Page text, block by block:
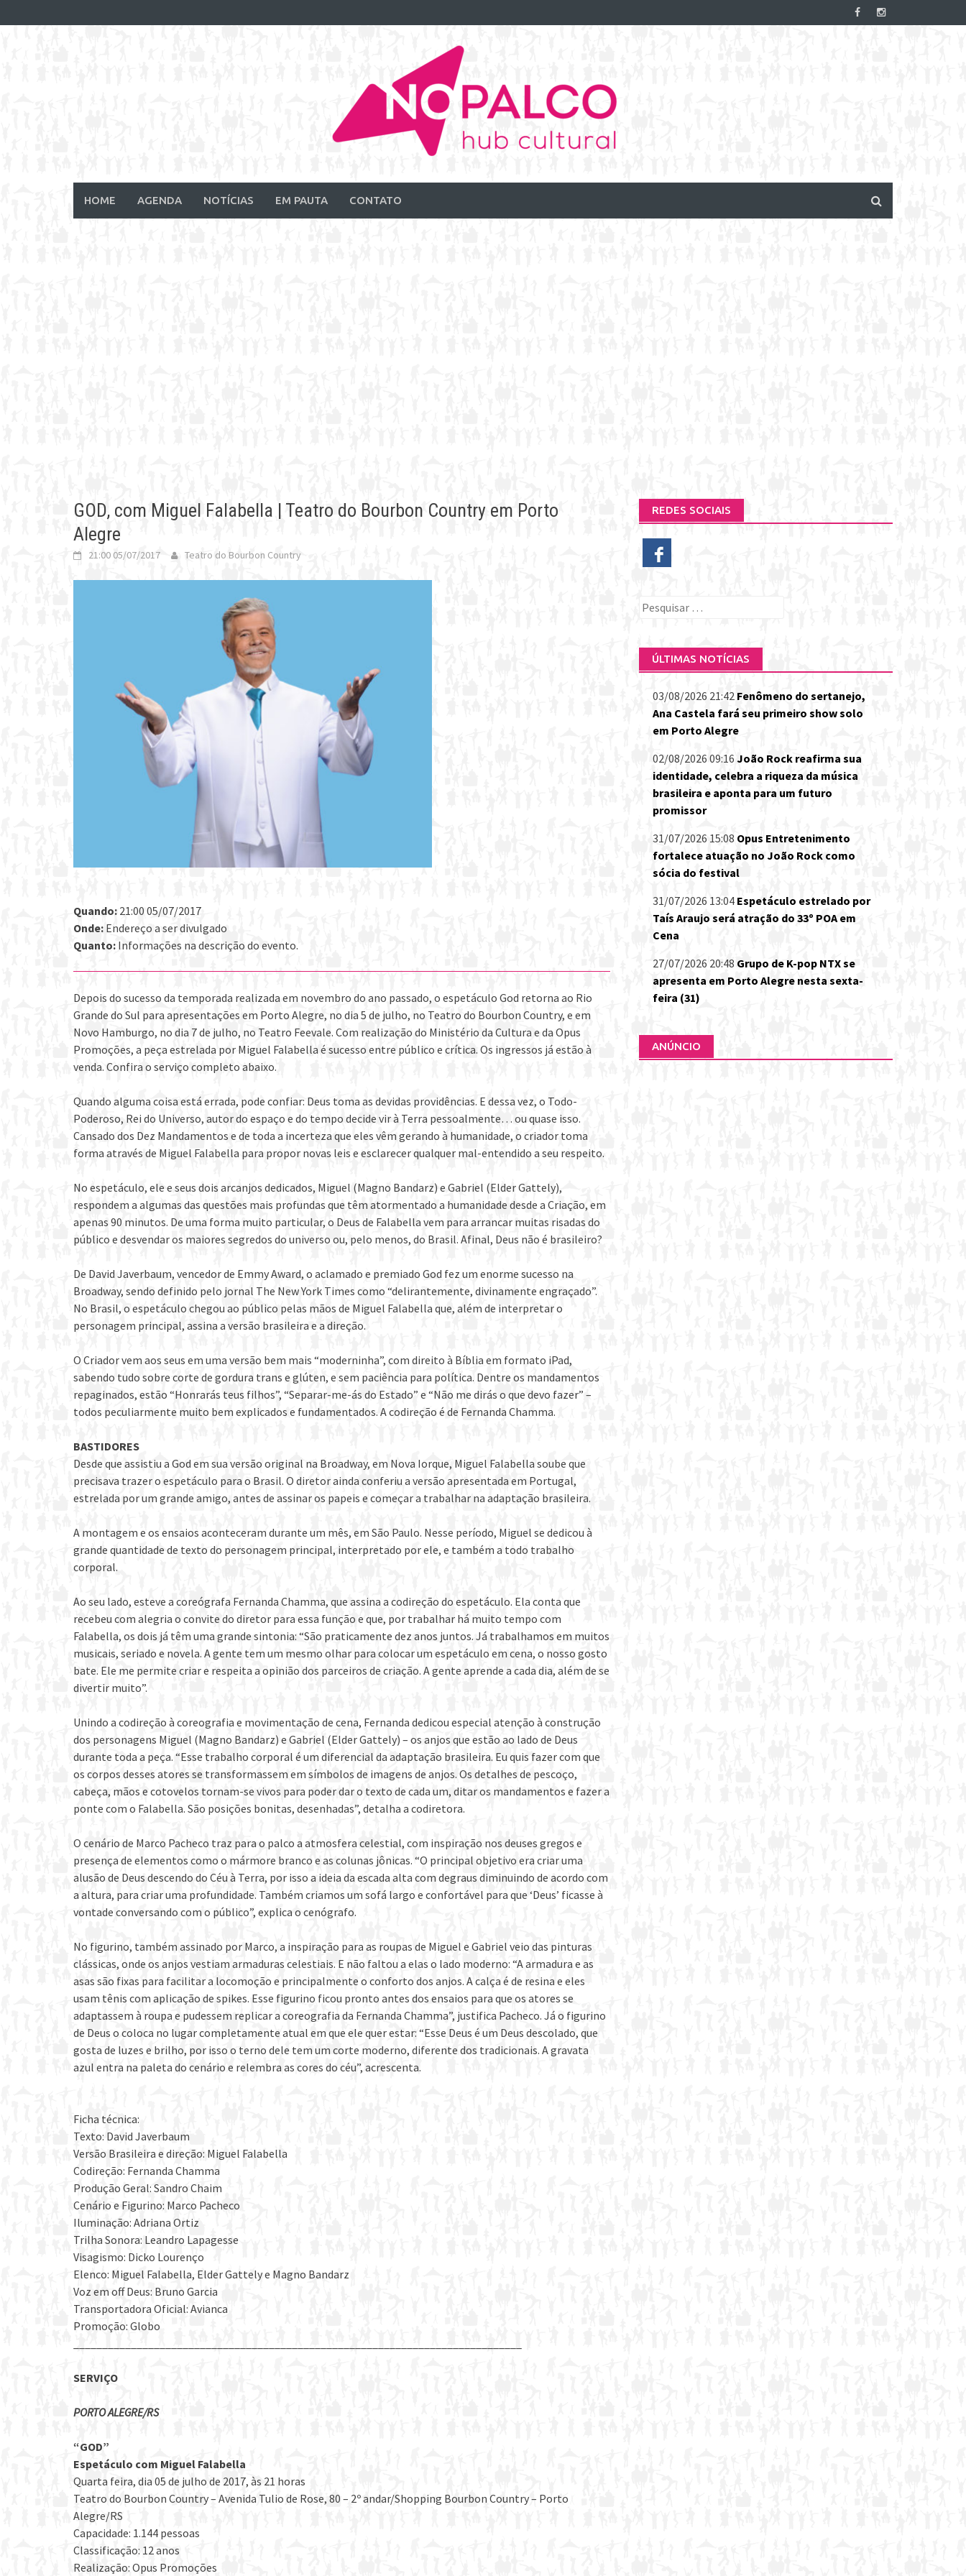
to
HOME AGENDA NOTÍCIAS EM PAUTA CONTATO
GOD, com Miguel Falabella | Teatro do Bourbon Country em Porto
Alegre
21:00 05/07/2017 Teatro do Bourbon Country
Quando: 21:00 05/07/2017
Onde: Endereço a ser divulgado
Quanto: Informações na descrição do evento.
Depois do sucesso da temporada realizada em novembro do ano passado, o espetáculo God retorna ao Rio
Grande do Sul para apresentações em Porto Alegre, no dia 5 de julho, no Teatro do Bourbon Country, e em
Novo Hamburgo, no dia 7 de julho, no Teatro Feevale. Com realização do Ministério da Cultura e da Opus
Promoções, a peça estrelada por Miguel Falabella é sucesso entre público e crítica. Os ingressos já estão à
venda. Confira o serviço completo abaixo.
Quando alguma coisa está errada, pode confiar: Deus toma as devidas providências. E dessa vez, o Todo-
Poderoso, Rei do Universo, autor do espaço e do tempo decide vir à Terra pessoalmente… ou quase isso.
Cansado dos Dez Mandamentos e de toda a incerteza que eles vêm gerando à humanidade, o criador toma
forma através de Miguel Falabella para propor novas leis e esclarecer qualquer mal-entendido a seu respeito.
No espetáculo, ele e seus dois arcanjos dedicados, Miguel (Magno Bandarz) e Gabriel (Elder Gattely),
respondem a algumas das questões mais profundas que têm atormentado a humanidade desde a Criação, em
apenas 90 minutos. De uma forma muito particular, o Deus de Falabella vem para arrancar muitas risadas do
público e desvendar os maiores segredos do universo ou, pelo menos, do Brasil. Afinal, Deus não é brasileiro?
De David Javerbaum, vencedor de Emmy Award, o aclamado e premiado God fez um enorme sucesso na
Broadway, sendo definido pelo jornal The New York Times como “delirantemente, divinamente engraçado”.
No Brasil, o espetáculo chegou ao público pelas mãos de Miguel Falabella que, além de interpretar o
personagem principal, assina a versão brasileira e a direção.
O Criador vem aos seus em uma versão bem mais “moderninha”, com direito à Bíblia em formato iPad,
sabendo tudo sobre corte de gordura trans e glúten, e sem paciência para política. Dentre os mandamentos
repaginados, estão “Honrarás teus filhos”, “Separar-me-ás do Estado” e “Não me dirás o que devo fazer” –
todos peculiarmente muito bem explicados e fundamentados. A codireção é de Fernanda Chamma.
BASTIDORES
Desde que assistiu a God em sua versão original na Broadway, em Nova Iorque, Miguel Falabella soube que
precisava trazer o espetáculo para o Brasil. O diretor ainda conferiu a versão apresentada em Portugal,
estrelada por um grande amigo, antes de assinar os papeis e começar a trabalhar na adaptação brasileira.
A montagem e os ensaios aconteceram durante um mês, em São Paulo. Nesse período, Miguel se dedicou à
grande quantidade de texto do personagem principal, interpretado por ele, e também a todo trabalho
corporal.
Ao seu lado, esteve a coreógrafa Fernanda Chamma, que assina a codireção do espetáculo. Ela conta que
recebeu com alegria o convite do diretor para essa função e que, por trabalhar há muito tempo com
Falabella, os dois já têm uma grande sintonia: “São praticamente dez anos juntos. Já trabalhamos em muitos
musicais, seriado e novela. A gente tem um mesmo olhar para colocar um espetáculo em cena, o nosso gosto
bate. Ele me permite criar e respeita a opinião dos parceiros de criação. A gente aprende a cada dia, além de se
divertir muito”.
Unindo a codireção à coreografia e movimentação de cena, Fernanda dedicou especial atenção à construção
dos personagens Miguel (Magno Bandarz) e Gabriel (Elder Gattely) – os anjos que estão ao lado de Deus
durante toda a peça. “Esse trabalho corporal é um diferencial da adaptação brasileira. Eu quis fazer com que
os corpos desses atores se transformassem em símbolos de imagens de anjos. Os detalhes de pescoço,
cabeça, mãos e cotovelos tornam-se vivos para poder dar o texto de cada um, ditar os mandamentos e fazer a
ponte com o Falabella. São posições bonitas, desenhadas”, detalha a codiretora.
O cenário de Marco Pacheco traz para o palco a atmosfera celestial, com inspiração nos deuses gregos e
presença de elementos como o mármore branco e as colunas jônicas. “O principal objetivo era criar uma
alusão de Deus descendo do Céu à Terra, por isso a ideia da escada alta com degraus diminuindo de acordo com
a altura, para criar uma profundidade. Também criamos um sofá largo e confortável para que ‘Deus’ ficasse à
vontade conversando com o público”, explica o cenógrafo.
No figurino, também assinado por Marco, a inspiração para as roupas de Miguel e Gabriel veio das pinturas
clássicas, onde os anjos vestiam armaduras celestiais. E não faltou a elas o lado moderno: “A armadura e as
asas são fixas para facilitar a locomoção e principalmente o conforto dos anjos. A calça é de resina e eles
usam tênis com aplicação de spikes. Esse figurino ficou pronto antes dos ensaios para que os atores se
adaptassem à roupa e pudessem replicar a coreografia da Fernanda Chamma”, justifica Pacheco. Já o figurino
de Deus o coloca no lugar completamente atual em que ele quer estar: “Esse Deus é um Deus descolado, que
gosta de luzes e brilho, por isso o terno dele tem um corte moderno, diferente dos tradicionais. A gravata
azul entra na paleta do cenário e relembra as cores do céu”, acrescenta.
Ficha técnica:
Texto: David Javerbaum
Versão Brasileira e direção: Miguel Falabella
Codireção: Fernanda Chamma
Produção Geral: Sandro Chaim
Cenário e Figurino: Marco Pacheco
Iluminação: Adriana Ortiz
Trilha Sonora: Leandro Lapagesse
Visagismo: Dicko Lourenço
Elenco: Miguel Falabella, Elder Gattely e Magno Bandarz
Voz em off Deus: Bruno Garcia
Transportadora Oficial: Avianca
Promoção: Globo
SERVIÇO
PORTO ALEGRE/RS
“GOD”
Espetáculo com Miguel Falabella
Quarta feira, dia 05 de julho de 2017, às 21 horas
Teatro do Bourbon Country – Avenida Tulio de Rose, 80 – 2º andar/Shopping Bourbon Country – Porto
Alegre/RS
Capacidade: 1.144 pessoas
Classificação: 12 anos
Realização: Opus Promoções
REDES SOCIAIS
Pesquisar
ÚLTIMAS NOTÍCIAS
03/08/2026 21:42 Fenômeno do sertanejo,
Ana Castela fará seu primeiro show solo
em Porto Alegre
02/08/2026 09:16 João Rock reafirma sua
identidade, celebra a riqueza da música
brasileira e aponta para um futuro
promissor
31/07/2026 15:08 Opus Entretenimento
fortalece atuação no João Rock como
sócia do festival
31/07/2026 13:04 Espetáculo estrelado por
Taís Araujo será atração do 33º POA em
Cena
27/07/2026 20:48 Grupo de K-pop NTX se
apresenta em Porto Alegre nesta sexta-
feira (31)
ANÚNCIO